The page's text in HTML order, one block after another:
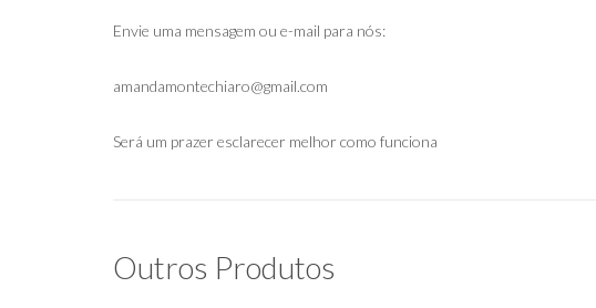
Envie uma mensagem ou e-mail para nós:
amandamontechiaro@gmail.com
Será um prazer esclarecer melhor como funciona
Outros Produtos